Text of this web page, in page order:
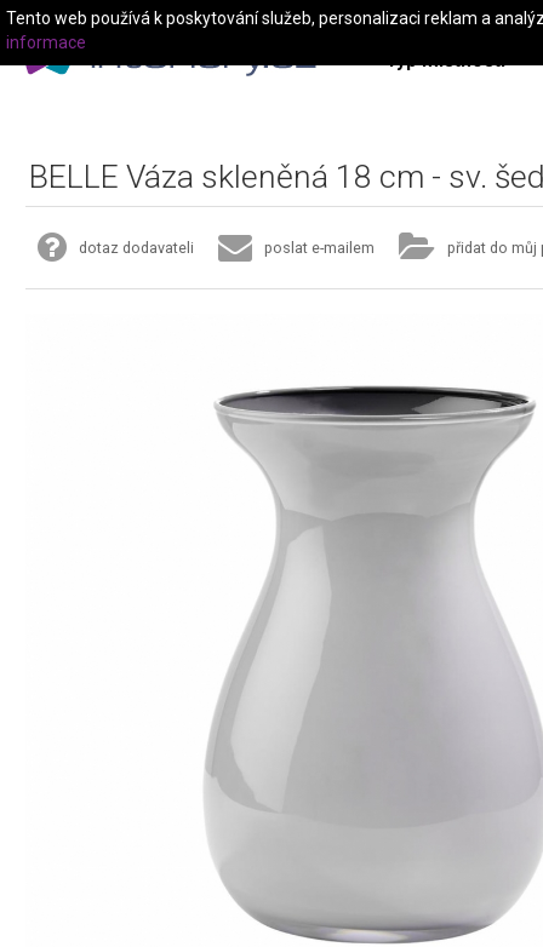
Typ místnosti
BELLE Váza skleněná 18 cm - sv.
dotaz dodavateli poslat e-mailem přidat do můj
Tento web používá k poskytování služeb, personalizaci reklam a
informace